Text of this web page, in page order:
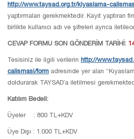
http://www.taysad.org.tr/kiyaslama-
yaptırmaları gerekmektedir. Kayıt yaptıran
birlikte kullanıcı adı ve şifreleri ayrıca
CEVAP FORMU SON GÖNDERİM TARİHİ:
Tesisiniz ile ilgili verilerin http://
calismasi/form adresinde yer alan
doldurarak TAYSAD’a iletilmesi
Katılım Bedeli:
Üyeler : 800 TL+KDV
Üye Dışı : 1.000 TL+KDV